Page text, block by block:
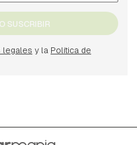
SUSCRIBIR
legales y la Política de